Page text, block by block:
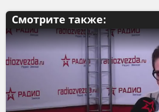
Смотрите также: